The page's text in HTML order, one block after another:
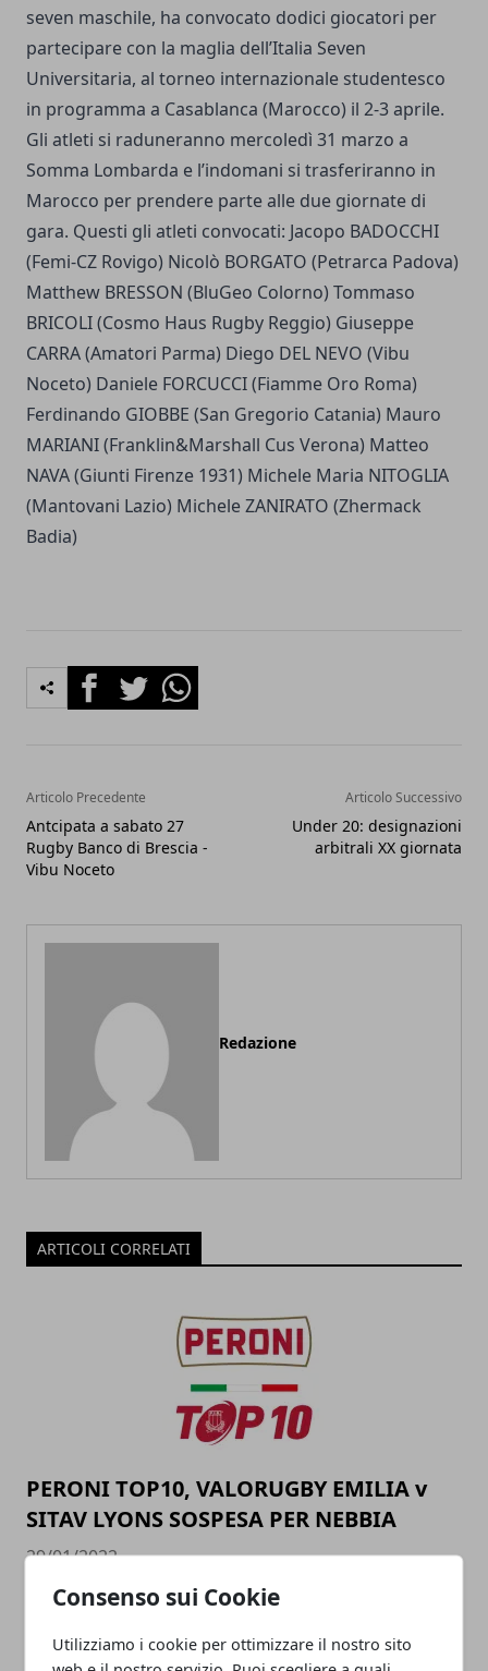
Consenso sui Cookie
Utilizziamo i cookie per ottimizzare il nostro sito
seven maschile, ha convocato dodici giocatori per
partecipare con la maglia dell’Italia Seven
Universitaria, al torneo internazionale studentesco
in programma a Casablanca (Marocco) il 2-3 aprile.
Gli atleti si raduneranno mercoledì 31 marzo a
Somma Lombarda e l’indomani si trasferiranno in
Marocco per prendere parte alle due giornate di
gara. Questi gli atleti convocati: Jacopo BADOCCHI
(Femi-CZ Rovigo) Nicolò BORGATO (Petrarca Padova)
Matthew BRESSON (BluGeo Colorno) Tommaso
BRICOLI (Cosmo Haus Rugby Reggio) Giuseppe
CARRA (Amatori Parma) Diego DEL NEVO (Vibu
Noceto) Daniele FORCUCCI (Fiamme Oro Roma)
Ferdinando GIOBBE (San Gregorio Catania) Mauro
MARIANI (Franklin&Marshall Cus Verona) Matteo
NAVA (Giunti Firenze 1931) Michele Maria NITOGLIA
(Mantovani Lazio) Michele ZANIRATO (Zhermack
Badia)
FacebookTwitterWhatsapp
Articolo Precedente
Antcipata a sabato 27
Rugby Banco di Brescia -
Vibu Noceto
Articolo Successivo
Under 20: designazioni
arbitrali XX giornata
Redazione
ARTICOLI CORRELATI
PERONI TOP10, VALORUGBY EMILIA v
SITAV LYONS SOSPESA PER NEBBIA
29/01/2022